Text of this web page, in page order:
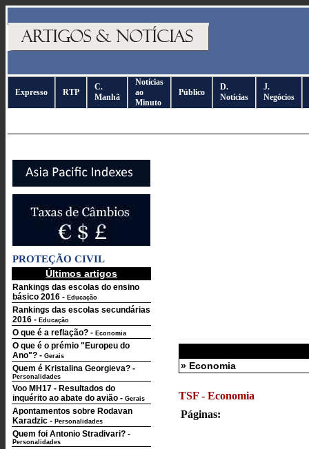
Expresso RTP
C.
Manhã
Notícias
ao
Minuto
Público
D.
Notícias
J.
Negócios
PROTEÇÃO CIVIL
Últimos artigos
Rankings das escolas do ensino
básico 2016 - Educação
Rankings das escolas secundárias
2016 - Educação
O que é a reflação? - Economia
O que é o prémio "Europeu do
Ano"? - Gerais
Quem é Kristalina Georgieva? -
Personalidades
Voo MH17 - Resultados do
inquérito ao abate do avião - Gerais
Apontamentos sobre Rodavan
Karadzic - Personalidades
Quem foi Antonio Stradivari? -
Personalidades
» Economia
TSF - Economia
Páginas: